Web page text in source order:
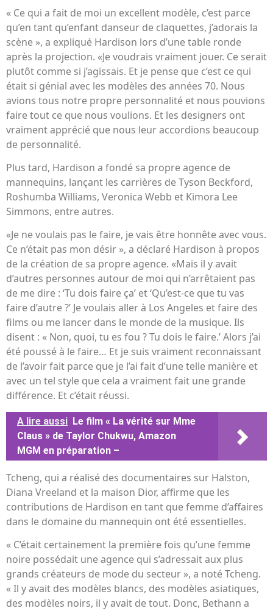
« Ce qui a fait de moi un excellent modèle, c’est parce
qu’en tant qu’enfant danseur de claquettes, j’adorais la
scène », a expliqué Hardison lors d’une table ronde
après la projection. «Je voudrais vraiment jouer. Ce serait
plutôt comme si j’agissais. Et je pense que c’est ce qui
était si génial avec les modèles des années 70. Nous
avions tous notre propre personnalité et nous pouvions
faire tout ce que nous voulions. Et les designers ont
vraiment apprécié que nous leur accordions beaucoup
de personnalité.
Plus tard, Hardison a fondé sa propre agence de
mannequins, lançant les carrières de Tyson Beckford,
Roshumba Williams, Veronica Webb et Kimora Lee
Simmons, entre autres.
«Je ne voulais pas le faire, je vais être honnête avec vous.
Ce n’était pas mon désir », a déclaré Hardison à propos
de la création de sa propre agence. «Mais il y avait
d’autres personnes autour de moi qui n’arrêtaient pas
de me dire : ‘Tu dois faire ça’ et ‘Qu’est-ce que tu vas
faire d’autre ?’ Je voulais aller à Los Angeles et faire des
films ou me lancer dans le monde de la musique. Ils
disent : « Non, quoi, tu es fou ? Tu dois le faire.’ Alors j’ai
été poussé à le faire… Et je suis vraiment reconnaissant
de l’avoir fait parce que je l’ai fait d’une telle manière et
avec un tel style que cela a vraiment fait une grande
différence. Et c’était réussi.
A lire aussi Le film « La vérité sur Mme
Claus » de Taylor Chukwu, Amazon
MGM en préparation –
Tcheng, qui a réalisé des documentaires sur Halston,
Diana Vreeland et la maison Dior, affirme que les
contributions de Hardison en tant que femme d’affaires
dans le domaine du mannequin ont été essentielles.
« C’était certainement la première fois qu’une femme
noire possédait une agence qui s’adressait aux plus
grands créateurs de mode du secteur », a noté Tcheng.
« Il y avait des modèles blancs, des modèles asiatiques,
des modèles noirs, il y avait de tout. Donc, Bethann a